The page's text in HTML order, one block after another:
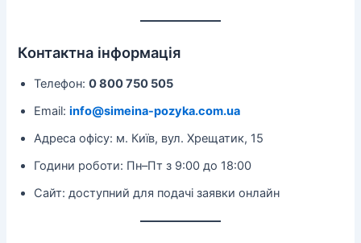
Контактна інформація
Телефон:0 800 750 505
Email:info@simeina-pozyka.com.ua
Адреса офісу: м. Київ, вул. Хрещатик, 15
Години роботи: Пн–Пт з 9:00 до 18:00
Сайт: доступний для подачі заявки онлайн